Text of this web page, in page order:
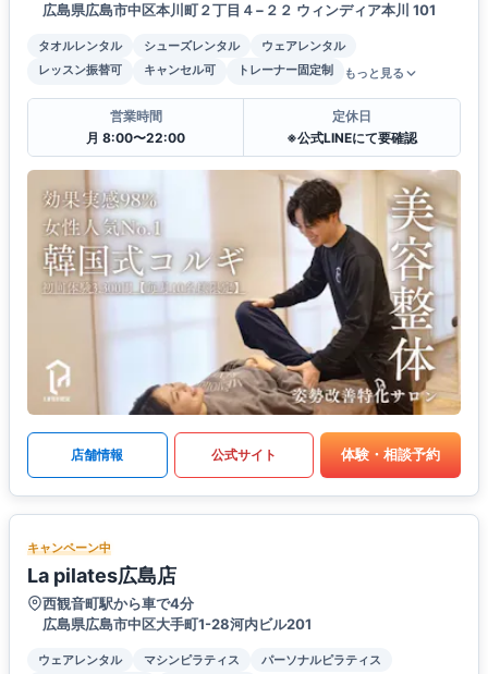
広島県広島市中区本川町２丁目４−２２ ウィンディア本川 101
タオルレンタル シューズレンタル
ウェアレンタル
レッスン振替可
キャンセル可 トレーナー固定制 もっと見る
営業時間
月 8:00〜22:00
定休日
※公式LINEにて要確認
店舗情報 公式サイト 体験・相談予約
キャンペーン中
La pilates広島店
西観音町駅から車で4分
広島県広島市中区大手町1-28河内ビル201
ウェアレンタル マシンピラティス
パーソナルピラティス